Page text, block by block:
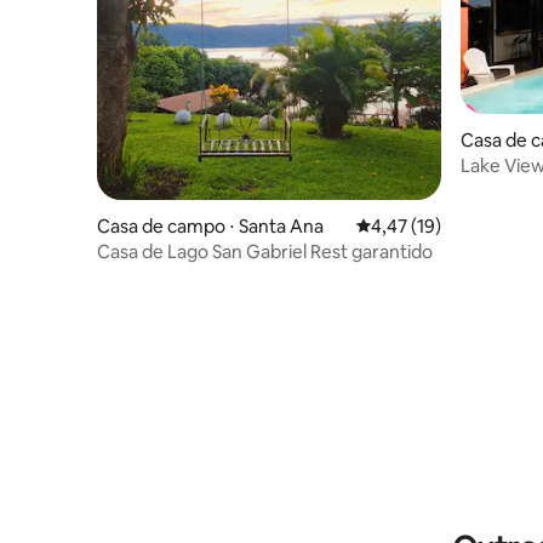
Casa de campo ⋅ Santa Ana 4,47 de uma avaliação
4,47 (19)
Casa de Lago San Gabriel Rest garantido
Casa de
Lake